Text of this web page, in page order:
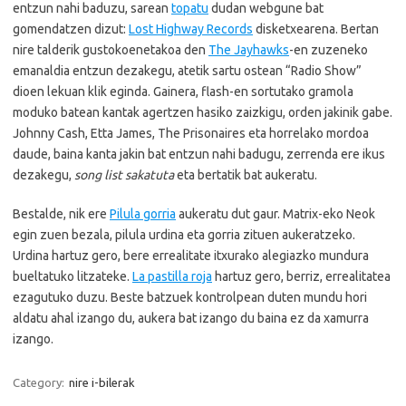
entzun nahi baduzu, sarean topatu dudan webgune bat
gomendatzen dizut: Lost Highway Records disketxearena. Bertan
nire talderik gustokoenetakoa den The Jayhawks-en zuzeneko
emanaldia entzun dezakegu, atetik sartu ostean “Radio Show”
dioen lekuan klik eginda. Gainera, flash-en sortutako gramola
moduko batean kantak agertzen hasiko zaizkigu, orden jakinik gabe.
Johnny Cash, Etta James, The Prisonaires eta horrelako mordoa
daude, baina kanta jakin bat entzun nahi badugu, zerrenda ere ikus
dezakegu, song list sakatutaeta bertatik bat aukeratu.
Bestalde, nik ere Pilula gorria aukeratu dut gaur. Matrix-eko Neok
egin zuen bezala, pilula urdina eta gorria zituen aukeratzeko.
Urdina hartuz gero, bere errealitate itxurako alegiazko mundura
bueltatuko litzateke. La pastilla roja hartuz gero, berriz, errealitatea
ezagutuko duzu. Beste batzuek kontrolpean duten mundu hori
aldatu ahal izango du, aukera bat izango du baina ez da xamurra
izango.
Category: nire i-bilerak